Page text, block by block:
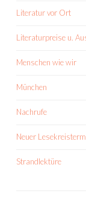
Literatur vor Ort
Literaturpreise u.
Menschen wie wir
München
Nachrufe
Neuer
Strandlektüre